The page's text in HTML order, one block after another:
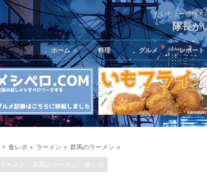
たいちょー@栃
隊長が
ホーム 料理 グルメ レポート
> 食レポ > ラーメン > 群馬のラーメン >
ラーメン 群馬のラーメン 食レポ